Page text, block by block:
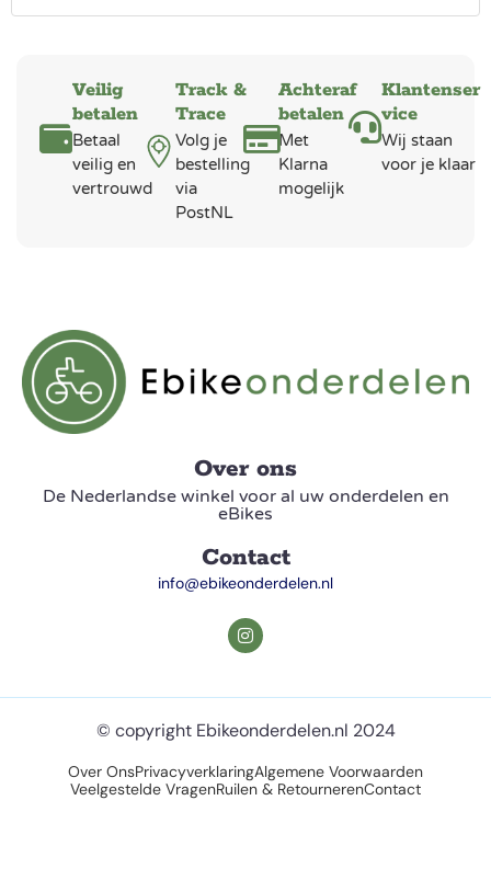
Veilig
betalen
Betaal
veilig en
vertrouwd
Track &
Trace
Volg je
bestelling
via
PostNL
Achteraf
betalen
Met
Klarna
mogelijk
Klantenser
vice
Wij staan
voor je klaar
Over ons
De Nederlandse winkel voor al uw onderdelen en
eBikes
Contact
info@ebikeonderdelen.nl
© copyright Ebikeonderdelen.nl 2024
Over OnsPrivacyverklaringAlgemene Voorwaarden
Veelgestelde VragenRuilen & RetournerenContact